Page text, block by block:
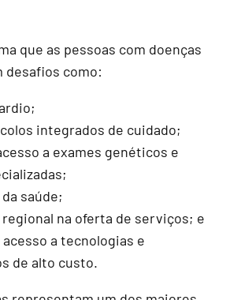
que as pessoas com doenças
desafios como:
integrados de cuidado;
a exames genéticos e
saúde;
na oferta de serviços; e
a tecnologias e
de alto custo.